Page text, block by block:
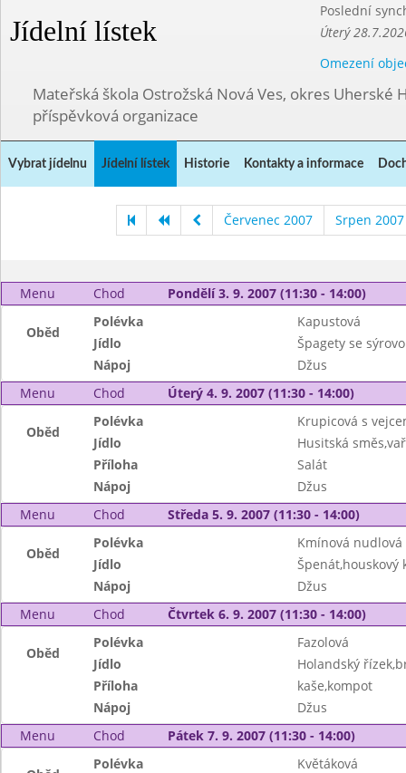
Jídelní lístek
Poslední
Úterý
Omezení
Mateřská škola Ostrožská Nová Ves, okres Uherské
příspěvková organizace
Vybrat jídelnu Jídelní lístek Historie Kontakty a informace
Červenec 2007 Srpen 2007
Menu Chod Pondělí 3. 9. 2007 (11:30 - 14:00)
Oběd
Polévka
Kapustová
Jídlo
Špagety se
Nápoj
Džus
Menu
Chod Úterý 4. 9. 2007 (11:30 - 14:00)
Oběd
Polévka
Krupicová s
Jídlo
Husitská
Příloha
Salát
Nápoj
Džus
Menu
Chod Středa 5. 9. 2007 (11:30 - 14:00)
Oběd
Polévka
Kmínová nudlová
Jídlo
Špenát,houskový
Nápoj
Džus
Menu
Chod Čtvrtek 6. 9. 2007 (11:30 - 14:00)
Oběd
Polévka
Fazolová
Jídlo
Holandský
Příloha
kaše,kompot
Nápoj
Džus
Menu
Chod Pátek 7. 9. 2007 (11:30 - 14:00)
Polévka
Květáková